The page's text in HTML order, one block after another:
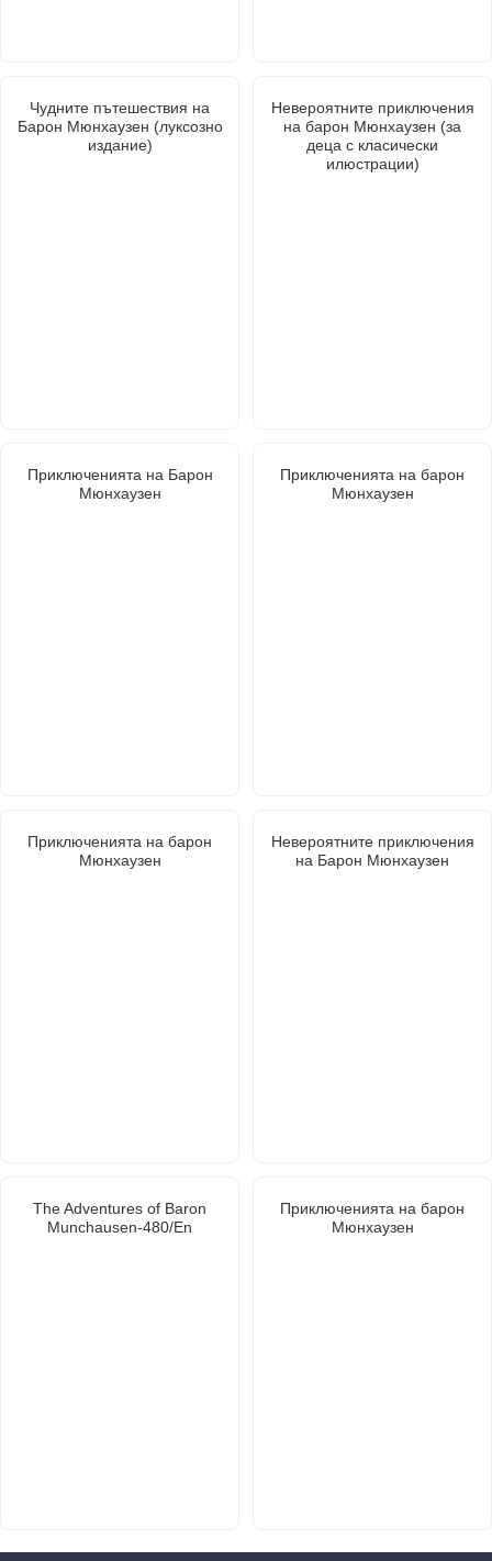
Чудните пътешествия на
Барон Мюнхаузен (луксозно
издание)
Невероятните приключения
на барон Мюнхаузен (за
деца с класически
илюстрации)
Приключенията на Барон
Мюнхаузен
Приключенията на барон
Мюнхаузен
Приключенията на барон
Мюнхаузен
Невероятните приключения
на Барон Мюнхаузен
The Adventures of Baron
Munchausen-480/En
Приключенията на барон
Мюнхаузен